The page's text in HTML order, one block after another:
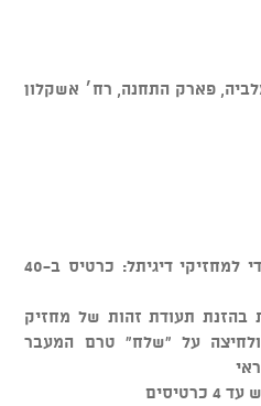
פארק התחנה, רח׳ אשקלון
*מחיר כרטיס 55 ש"ח | בלעדי למחזיקי דיגיתל: כרטיס ב-40
בהזנת תעודת זהות של מחזיק
על "שלח" טרם המעבר